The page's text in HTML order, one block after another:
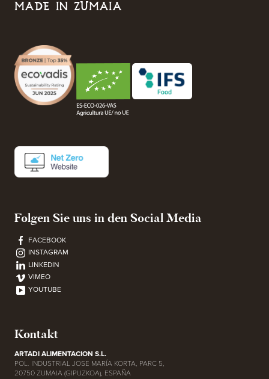
MADE IN ZUMAIA
Folgen Sie uns in den Social Media
FACEBOOK
INSTAGRAM
LINKEDIN
VIMEO
YOUTUBE
Kontakt
ARTADI ALIMENTACION S.L.
POL. INDUSTRIAL JOSE MARÍA KORTA, PARC 5,
20750 ZUMAIA (GIPUZKOA), ESPAÑA